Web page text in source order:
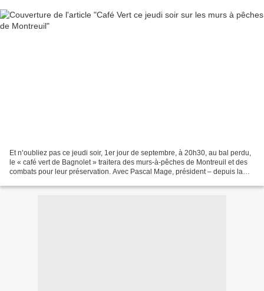
Et n’oubliez pas ce jeudi soir, 1er jour de septembre, à 20h30, au bal perdu,
le « café vert de Bagnolet » traitera des murs-à-pêches de Montreuil et des
combats pour leur préservation. Avec Pascal Mage, président – depuis la